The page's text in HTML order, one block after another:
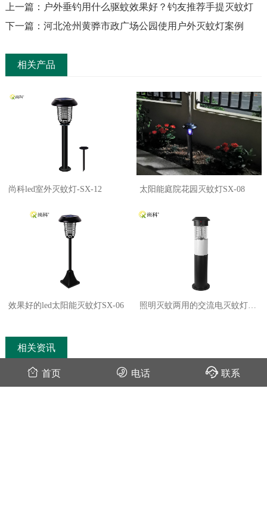
上一篇：户外垂钓用什么驱蚊效果好？钓友推荐手提灭蚊灯
下一篇：河北沧州黄骅市政广场公园使用户外灭蚊灯案例
相关产品
尚科led室外灭蚊灯-SX-12 太阳能庭院花园灭蚊灯SX-08
效果好的led太阳能灭蚊灯SX-06
照明灭蚊两用的交流电灭蚊灯
相关资讯
别墅花园庭院灭蚊灯设计方案
首页 电话 联系